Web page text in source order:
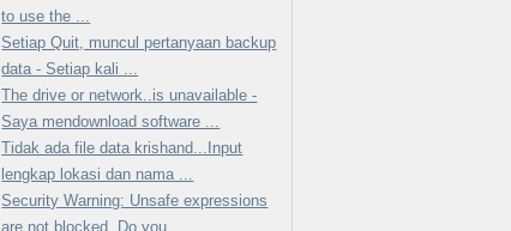
to use the ...
Setiap Quit, muncul pertanyaan backup
data - Setiap kali ...
The drive or network..is unavailable -
Saya mendownload software ...
Tidak ada file data krishand...Input
lengkap lokasi dan nama ...
Security Warning: Unsafe expressions
are not blocked. Do you ...